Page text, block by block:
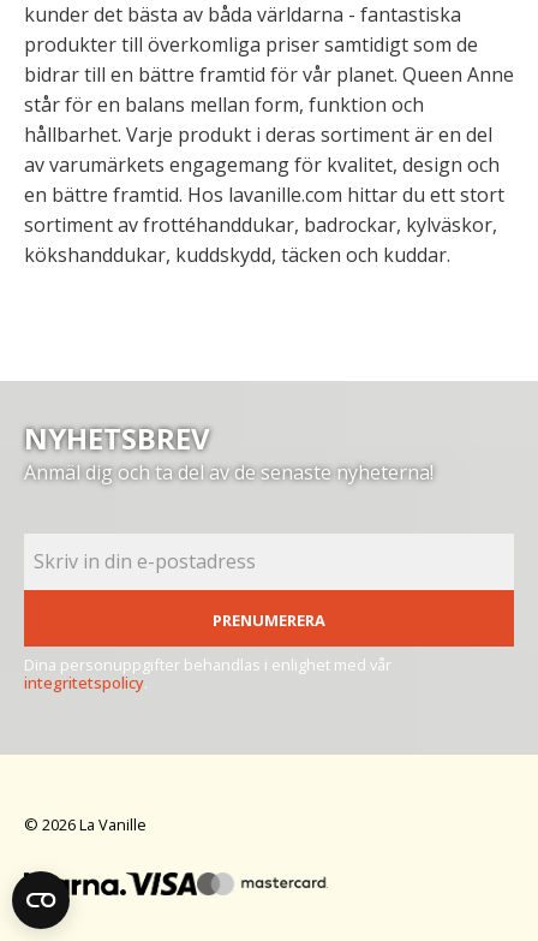
kunder det bästa av båda världarna - fantastiska
produkter till överkomliga priser samtidigt som de
bidrar till en bättre framtid för vår planet. Queen Anne
står för en balans mellan form, funktion och
hållbarhet. Varje produkt i deras sortiment är en del
av varumärkets engagemang för kvalitet, design och
en bättre framtid. Hos lavanille.com hittar du ett stort
sortiment av frottéhanddukar, badrockar, kylväskor,
kökshanddukar, kuddskydd, täcken och kuddar.
NYHETSBREV
Anmäl dig och ta del av de senaste nyheterna!
PRENUMERERA
Dina personuppgifter behandlas i enlighet med vår
integritetspolicy.
© 2026 La Vanille